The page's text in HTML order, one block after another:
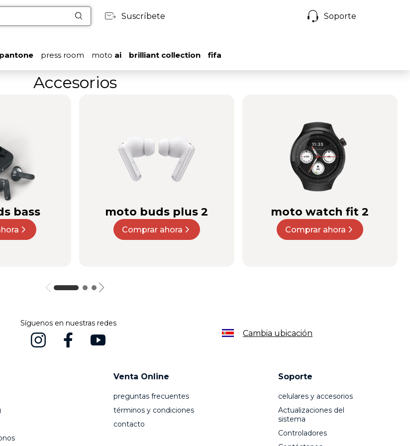
Suscríbete Soporte
pantone press room moto ai brilliant collection fifa
Accesorios
bass moto buds plus 2
Comprar ahora
moto watch fit 2
Comprar ahora
Síguenos en nuestras redes
Cambia ubicación
Venta Online
preguntas frecuentes
términos y condiciones
contacto
Soporte
celulares y accesorios
Actualizaciones del
sistema
Controladores